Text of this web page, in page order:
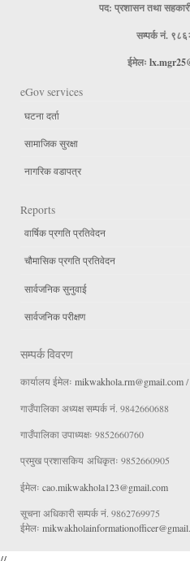
पद: प्रशासन तथा
सम्पर्क नं.
ईमेलः
eGov services
घटना दर्ता
सामाजिक सुरक्षा
नागरिक वडापत्र
Reports
वार्षिक प्रगति प्रतिवेदन
चौमासिक प्रगति प्रतिवेदन
सार्वजनिक सुनुवाई
सार्वजनिक परीक्षण
सम्पर्क विवरण
कार्यालय ईमेलः mikwakhola.rm@gmail.com/
गाउँपालिका अध्यक्ष सम्पर्क नं. 9842660688
गाउँपालिका उपाध्यक्षः 9852660760
प्रमुख प्रशासकिय अधिकृतः 9852660905
ईमेलः cao.mikwakhola123@gmail.com
सूचना अधिकारी सम्पर्क नं. 9862769975
ईमेलः